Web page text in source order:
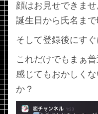
顔はお見せできませ
誕生日から氏名まで
そして登録後にすぐ
これだけでもまぁ
感じてもおかしく
か？